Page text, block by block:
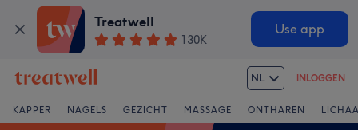
Treatwell
130K
Use app
NL INLOGGEN
KAPPER NAGELS GEZICHT MASSAGE ONTHAREN